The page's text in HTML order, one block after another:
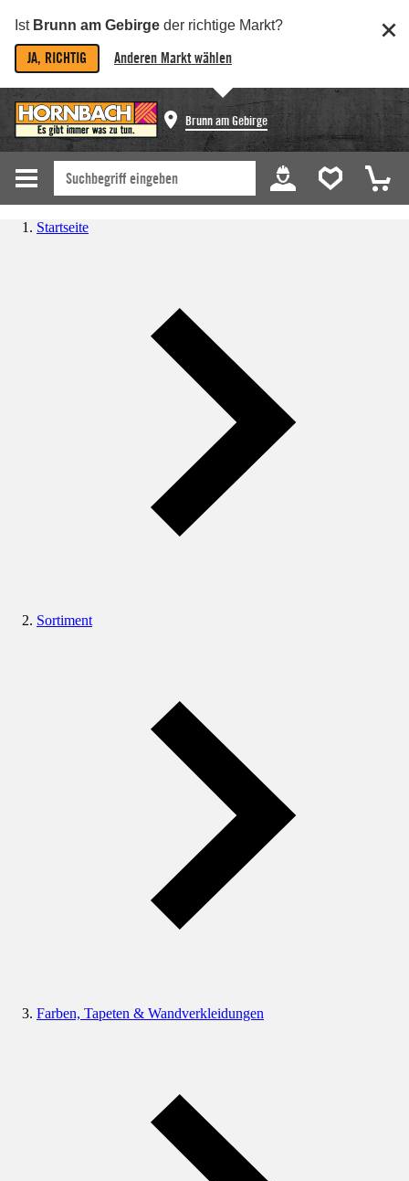
Ist Brunn am Gebirge der richtige Markt?
JA, RICHTIG Anderen Markt wählen
Brunn am Gebirge
Startseite
Sortiment
Farben, Tapeten & Wandverkleidungen